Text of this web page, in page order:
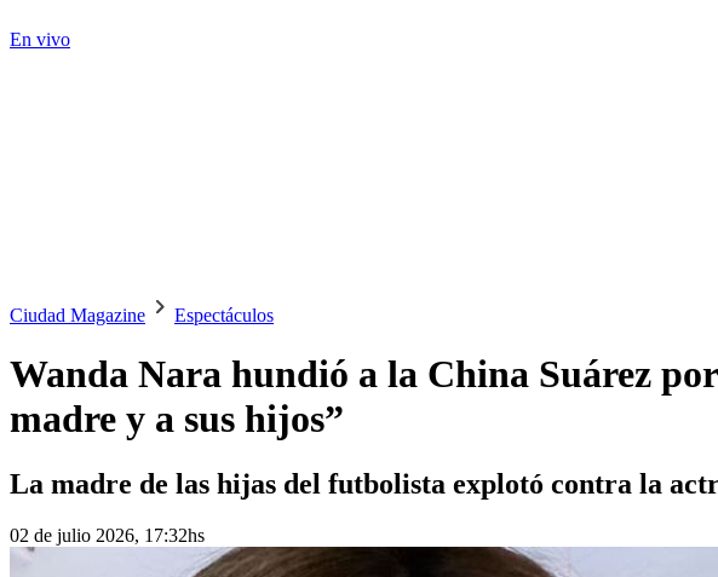
En vivo
Ciudad Magazine Espectáculos
Wanda Nara hundió a la China Suárez
madre y a sus hijos”
La madre de las hijas del futbolista explotó contra la
02 de julio 2026, 17:32hs